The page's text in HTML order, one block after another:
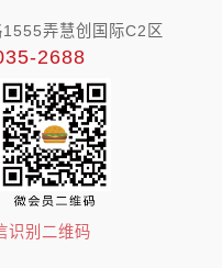
1555弄慧创国际C2区
2688
识别二维码